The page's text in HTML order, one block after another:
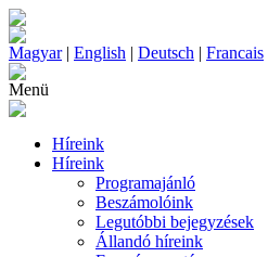
Magyar| English | Deutsch | Francais
Menü
Híreink
Híreink
Programajánló
Beszámolóink
Legutóbbi bejegyzések
Állandó híreink